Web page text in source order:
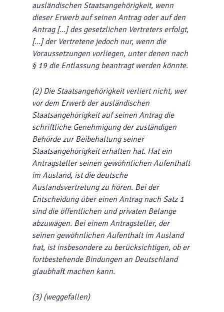
ausländischen Staatsangehörigkeit, wenn
dieser Erwerb auf seinen Antrag oder auf den
Antrag […] des gesetzlichen Vertreters erfolgt,
[…] der Vertretene jedoch nur, wenn die
Voraussetzungen vorliegen, unter denen nach
§ 19 die Entlassung beantragt werden könnte.
(2) Die Staatsangehörigkeit verliert nicht, wer
vor dem Erwerb der ausländischen
Staatsangehörigkeit auf seinen Antrag die
schriftliche Genehmigung der zuständigen
Behörde zur Beibehaltung seiner
Staatsangehörigkeit erhalten hat. Hat ein
Antragsteller seinen gewöhnlichen Aufenthalt
im Ausland, ist die deutsche
Auslandsvertretung zu hören. Bei der
Entscheidung über einen Antrag nach Satz 1
sind die öffentlichen und privaten Belange
abzuwägen. Bei einem Antragsteller, der
seinen gewöhnlichen Aufenthalt im Ausland
hat, ist insbesondere zu berücksichtigen, ob er
fortbestehende Bindungen an Deutschland
glaubhaft machen kann.
(3) (weggefallen)